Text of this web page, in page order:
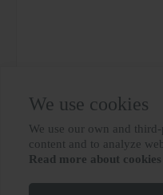
تقدم خاصة
We use cookies
We use our own and
content and to analyze
Read more about cookies